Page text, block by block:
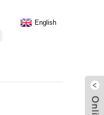
English